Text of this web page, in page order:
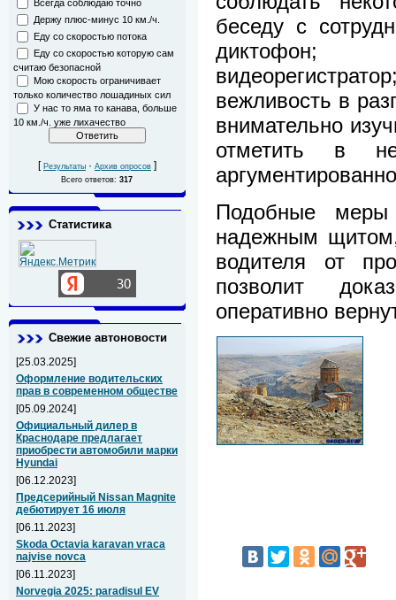
Всегда соблюдаю точно
Держу плюс-минус 10 км./ч.
Еду со скоростью потока
Еду со скоростью которую сам
считаю безопасной
Мою скорость ограничивает
только количество лошадиных сил
У нас то яма то канава, больше
10 км./ч. уже лихачество
[ Результаты · Архив опросов ]
Всего ответов:317
Статистика
Свежие автоновости
[25.03.2025]
Оформление водительских
прав в современном обществе
[05.09.2024]
Официальный дилер в
Краснодаре предлагает
приобрести автомобили марки
Hyundai
[06.12.2023]
Предсерийный Nissan Magnite
дебютирует 16 июля
[06.11.2023]
Skoda Octavia karavan vraca
najvise novca
[06.11.2023]
Norvegia 2025: paradisul EV
беседу с
диктофон;
вежливость в
внимательно
отметить в
Подобные меры
надежным
водителя от
позволит
оперативно